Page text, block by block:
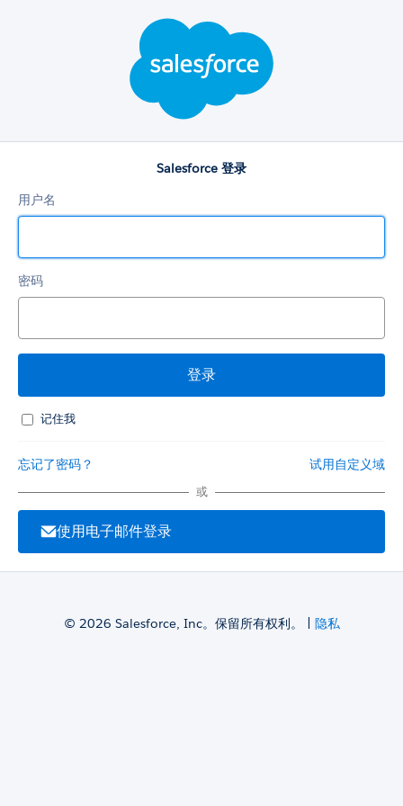
Salesforce 登录
用户名
密码
记住我
忘记了密码？ 试用自定义域
或
使用电子邮件登录
© 2026 Salesforce, Inc。保留所有权利。 | 隐私